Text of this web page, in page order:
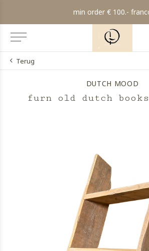
min order € 100.-
Terug
DUTCH MOOD
furn old dutch